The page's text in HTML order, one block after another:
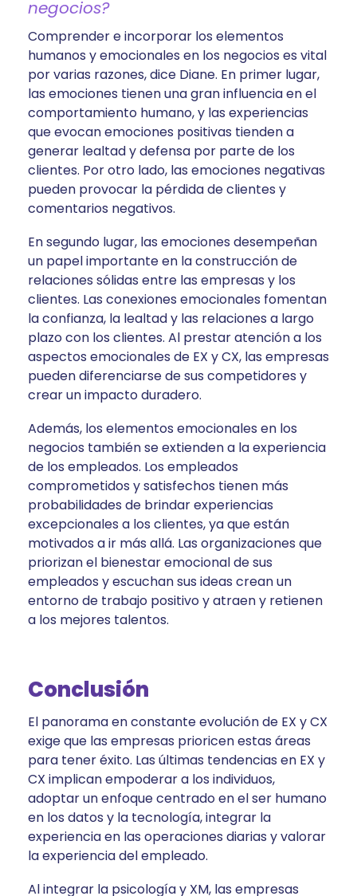
negocios?
Comprender e incorporar los elementos
humanos y emocionales en los negocios es vital
por varias razones, dice Diane. En primer lugar,
las emociones tienen una gran influencia en el
comportamiento humano, y las experiencias
que evocan emociones positivas tienden a
generar lealtad y defensa por parte de los
clientes. Por otro lado, las emociones negativas
pueden provocar la pérdida de clientes y
comentarios negativos.
En segundo lugar, las emociones desempeñan
un papel importante en la construcción de
relaciones sólidas entre las empresas y los
clientes. Las conexiones emocionales fomentan
la confianza, la lealtad y las relaciones a largo
plazo con los clientes. Al prestar atención a los
aspectos emocionales de EX y CX, las empresas
pueden diferenciarse de sus competidores y
crear un impacto duradero.
Además, los elementos emocionales en los
negocios también se extienden a la experiencia
de los empleados. Los empleados
comprometidos y satisfechos tienen más
probabilidades de brindar experiencias
excepcionales a los clientes, ya que están
motivados a ir más allá. Las organizaciones que
priorizan el bienestar emocional de sus
empleados y escuchan sus ideas crean un
entorno de trabajo positivo y atraen y retienen
a los mejores talentos.
Conclusión
El panorama en constante evolución de EX y CX
exige que las empresas prioricen estas áreas
para tener éxito. Las últimas tendencias en EX y
CX implican empoderar a los individuos,
adoptar un enfoque centrado en el ser humano
en los datos y la tecnología, integrar la
experiencia en las operaciones diarias y valorar
la experiencia del empleado.
Al integrar la psicología y XM, las empresas